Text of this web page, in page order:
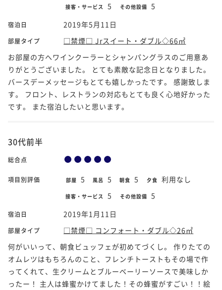
接客・サービス 5 その他設備 5
宿泊日 2019年5月11日
部屋タイプ
□禁煙□ Jrスイート・ダブル◇66㎡
お部屋の方へワインクーラーとシャンパングラスのご用意あ
りがとうございました。 とても素敵な記念日となりました。
バースデーメッセージもとても嬉しかったです。 感謝致しま
す。 フロント、レストランの対応もとても良く心地好かった
です。 また宿泊したいと思います。
30代前半
総合点
項目別評価 部屋 5 風呂 5 朝食 5 夕食 利用なし
接客・サービス 5 その他設備 5
宿泊日 2019年1月11日
部屋タイプ
□禁煙□ コンフォート・ダブル◇26㎡
何がいいって、朝食ビュッフェが初めてづくし。 作りたての
オムレツはもちろんのこと、フレンチトーストもその場で作
ってくれて、生クリームとブルーベーリーソースで美味しか
ったー！ 主人は蜂蜜かけてました！その蜂蜜がすごい！！絵